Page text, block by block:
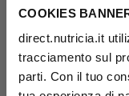
COOKIES
direct.nutricia.it
tracciamento sul
parti. Con il tuo
ARANCIA
SUCCO DI
LIMONE